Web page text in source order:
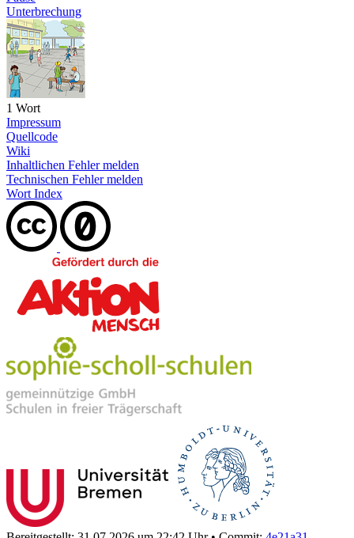
Unterbrechung
1 Wort
Impressum
Quellcode
Wiki
Inhaltlichen Fehler melden
Technischen Fehler melden
Wort Index